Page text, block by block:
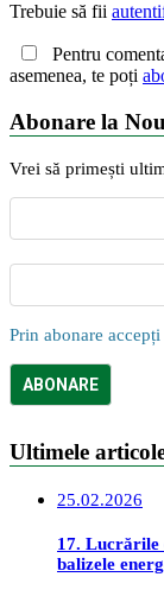
Trebuie să fii
Pentru
asemenea, te poți
Abonare la
Vrei să primești
Prin abonare
Ultimele
25.02.2026
17. Lucrările
balizele